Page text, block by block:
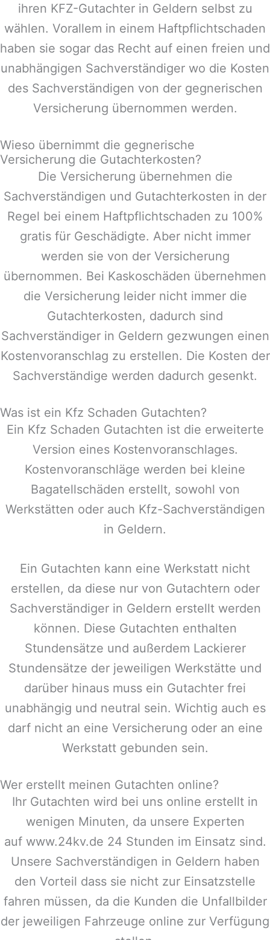
ihren KFZ-Gutachter in Geldern selbst zu
wählen. Vorallem in einem Haftpflichtschaden
haben sie sogar das Recht auf einen freien und
unabhängigen Sachverständiger wo die Kosten
des Sachverständigen von der gegnerischen
Versicherung übernommen werden.
Wieso übernimmt die gegnerische
Versicherung die Gutachterkosten?
Die Versicherung übernehmen die
Sachverständigen und Gutachterkosten in der
Regel bei einem Haftpflichtschaden zu 100%
gratis für Geschädigte. Aber nicht immer
werden sie von der Versicherung
übernommen. Bei Kaskoschäden übernehmen
die Versicherung leider nicht immer die
Gutachterkosten, dadurch sind
Sachverständiger in Geldern gezwungen einen
Kostenvoranschlag zu erstellen. Die Kosten der
Sachverständige werden dadurch gesenkt.
Was ist ein Kfz Schaden Gutachten?
Ein Kfz Schaden Gutachten ist die erweiterte
Version eines Kostenvoranschlages.
Kostenvoranschläge werden bei kleine
Bagatellschäden erstellt, sowohl von
Werkstätten oder auch Kfz-Sachverständigen
in Geldern.
Ein Gutachten kann eine Werkstatt nicht
erstellen, da diese nur von Gutachtern oder
Sachverständiger in Geldern erstellt werden
können. Diese Gutachten enthalten
Stundensätze und außerdem Lackierer
Stundensätze der jeweiligen Werkstätte und
darüber hinaus muss ein Gutachter frei
unabhängig und neutral sein. Wichtig auch es
darf nicht an eine Versicherung oder an eine
Werkstatt gebunden sein.
Wer erstellt meinen Gutachten online?
Ihr Gutachten wird bei uns online erstellt in
wenigen Minuten, da unsere Experten
auf www.24kv.de 24 Stunden im Einsatz sind.
Unsere Sachverständigen in Geldern haben
den Vorteil dass sie nicht zur Einsatzstelle
fahren müssen, da die Kunden die Unfallbilder
der jeweiligen Fahrzeuge online zur Verfügung